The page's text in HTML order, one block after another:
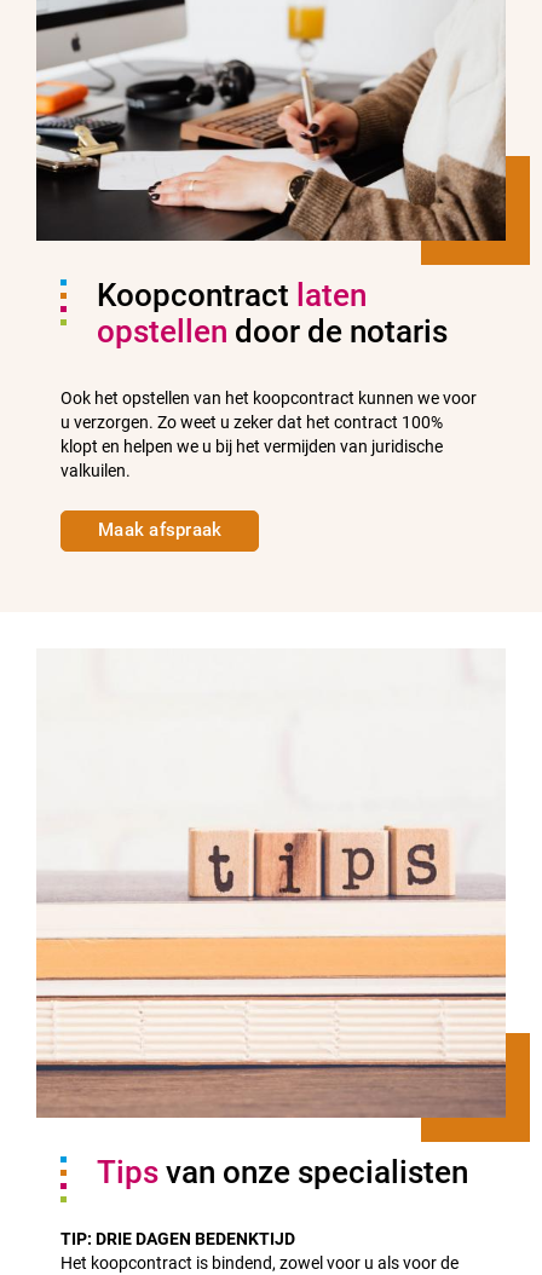
Koopcontract laten
opstellen door de notaris
Ook het opstellen van het koopcontract kunnen we voor
u verzorgen. Zo weet u zeker dat het contract 100%
klopt en helpen we u bij het vermijden van juridische
valkuilen.
Maak afspraak
Tips van onze specialisten
TIP: DRIE DAGEN BEDENKTIJD
Het koopcontract is bindend, zowel voor u als voor de